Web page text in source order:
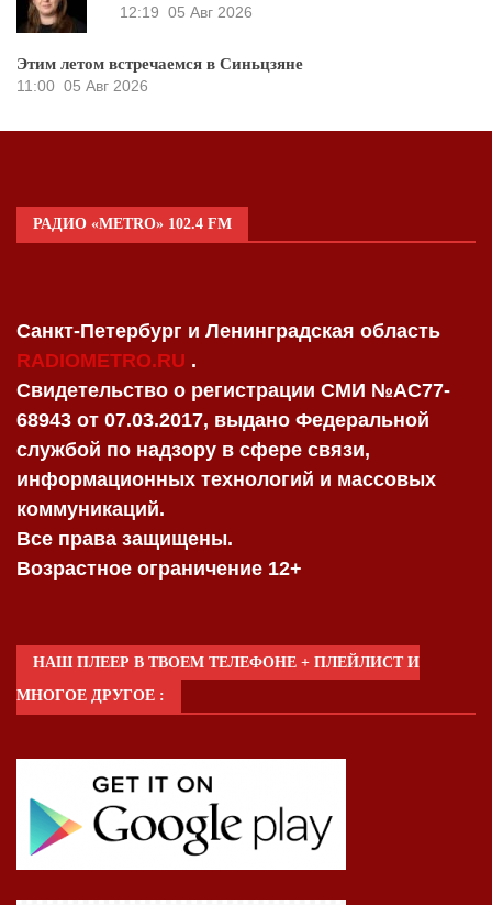
12:19 05 Авг 2026
Этим летом встречаемся в Синьцзяне
11:00 05 Авг 2026
РАДИО «METRO» 102.4 FM
Санкт-Петербург и Ленинградская область
RADIOMETRO.RU .
Свидетельство о регистрации СМИ №AC77-
68943 от 07.03.2017, выдано Федеральной
службой по надзору в сфере связи,
информационных технологий и массовых
коммуникаций.
Все права защищены.
Возрастное ограничение 12+
НАШ ПЛЕЕР В ТВОЕМ ТЕЛЕФОНЕ + ПЛЕЙЛИСТ И
МНОГОЕ ДРУГОЕ :